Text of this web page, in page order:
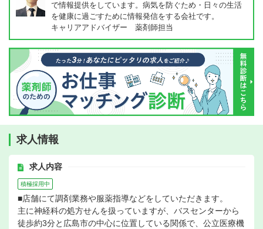
で情報提供をしています。病気を防ぐため・日々の生活
を健康に過ごすために情報発信をする会社です。
キャリアアドバイザー 薬剤師担当
求人情報
求人内容
積極採用中
■店舗にて調剤業務や服薬指導などをしていただきます。
主に神経科の処方せんを扱っていますが、バスセンターから
徒歩約3分と広島市の中心に位置している関係で、公立医療機